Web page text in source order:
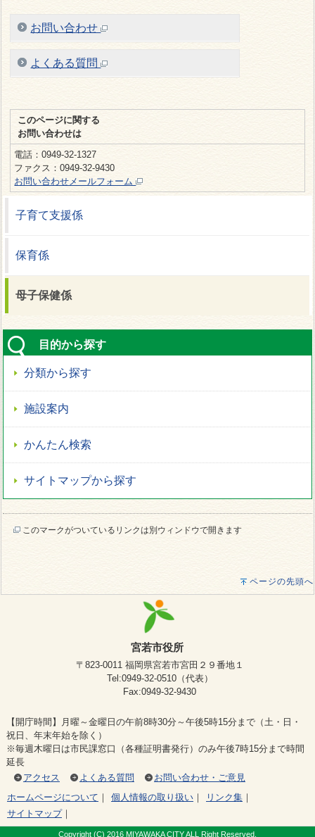
お問い合わせ
よくある質問
このページに関する
お問い合わせは
電話：0949-32-1327
ファクス：0949-32-9430
お問い合わせメールフォーム
子育て支援係
保育係
母子保健係
目的から探す
分類から探す
施設案内
かんたん検索
サイトマップから探す
このマークがついているリンクは別ウィンドウで開きます
ページの先頭へ
宮若市役所
〒823-0011 福岡県宮若市宮田２９番地１
Tel:0949-32-0510（代表）
Fax:0949-32-9430
【開庁時間】月曜～金曜日の午前8時30分～午後5時15分まで（土・日・
祝日、年末年始を除く）
※毎週木曜日は市民課窓口（各種証明書発行）のみ午後7時15分まで時間
延長
アクセス
よくある質問
お問い合わせ・ご意見
ホームページについて ｜ 個人情報の取り扱い ｜ リンク集 ｜
サイトマップ｜
Copyright (C) 2016 MIYAWAKA CITY ALL Right Reserved.